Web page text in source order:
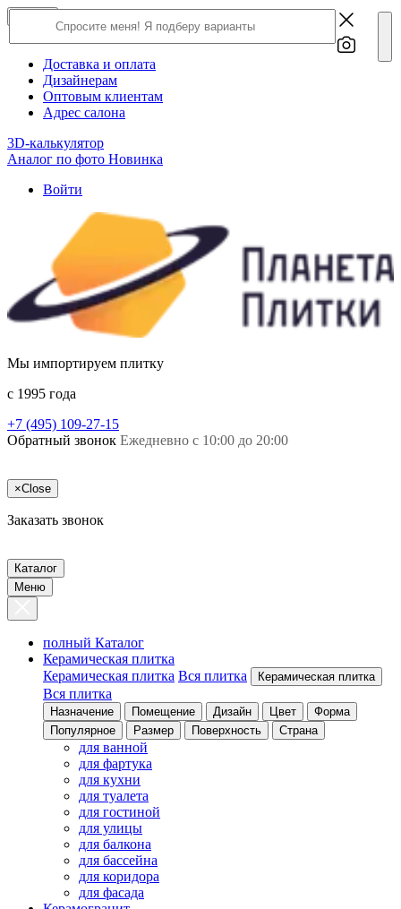
О компании
Доставка и оплата
Дизайнерам
Оптовым клиентам
Адрес салона
3D-калькулятор
Аналог по фото Новинка
Войти
Мы импортируем плитку
c 1995 года
+7 (495) 109-27-15
Обратный звонок Ежедневно с 10:00 до 20:00
×Close
Заказать звонок
Каталог
Меню
полный Каталог
Керамическая плитка
Керамическая плитка Вся плитка Керамическая плитка
Вся плитка
Назначение Помещение Дизайн Цвет
Форма
Популярное
Размер Поверхность Страна
для ванной
для фартука
для кухни
для туалета
для гостиной
для улицы
для балкона
для бассейна
для коридора
для фасада